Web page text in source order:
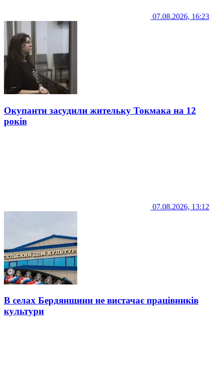
07.08.2026, 16:23
Окупанти засудили жительку Токмака на 12
років
07.08.2026, 13:12
В селах Бердянщини не вистачає працівників
культури